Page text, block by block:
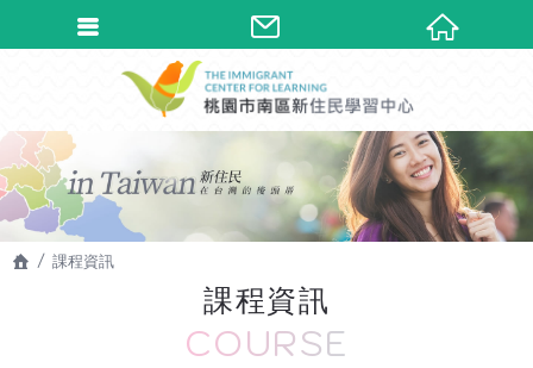
課程資訊
課程資訊
COURSE